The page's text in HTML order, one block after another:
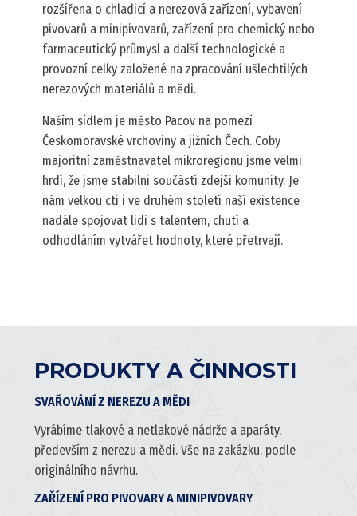
rozšířena o chladicí a nerezová zařízení, vybavení
pivovarů a minipivovarů, zařízení pro chemický nebo
farmaceutický průmysl a další technologické a
provozní celky založené na zpracování ušlechtilých
nerezových materiálů a mědi.
Naším sídlem je město Pacov na pomezí
Českomoravské vrchoviny a jižních Čech. Coby
majoritní zaměstnavatel mikroregionu jsme velmi
hrdí, že jsme stabilní součástí zdejší komunity. Je
nám velkou ctí i ve druhém století naší existence
nadále spojovat lidi s talentem, chutí a
odhodláním vytvářet hodnoty, které přetrvají.
PRODUKTY A ČINNOSTI
SVAŘOVÁNÍ Z NEREZU A MĚDI
Vyrábíme tlakové a netlakové nádrže a aparáty,
především z nerezu a mědi. Vše na zakázku, podle
originálního návrhu.
ZAŘÍZENÍ PRO PIVOVARY A MINIPIVOVARY